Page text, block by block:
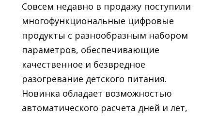
Совсем недавно в продажу поступили
многофункциональные цифровые
продукты с разнообразным набором
параметров, обеспечивающие
качественное и безвредное
разогревание детского питания.
Новинка обладает возможностью
автоматического расчета дней и лет,